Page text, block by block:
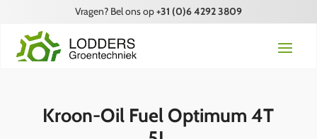
Vragen? Bel ons op+31 (0)6 4292 3809
Kroon-Oil Fuel Optimum 4T